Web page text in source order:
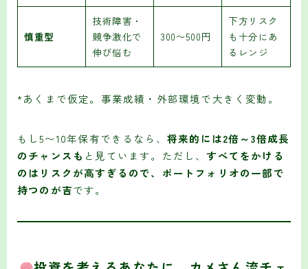
慎重型
技術障害・
競争激化で
伸び悩む
300〜500円
下方リスク
も十分にあ
るレンジ
*あくまで仮定。事業成績・外部環境で大きく変動。
もし5〜10年保有できるなら、 将来的には2倍～3倍成長
のチャンスも と見ています。ただし、すべてをかける
のはリスクが高すぎるので、ポートフォリオの一部で
持つのが吉です。